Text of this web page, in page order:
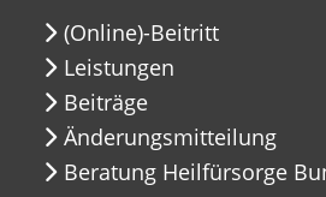
(Online)-Beitritt
Leistungen
Beiträge
Änderungsmitteilung
Beratung Heilfürsorge